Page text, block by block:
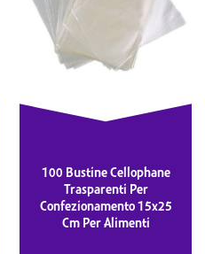
100 Bustine Cellophane
Trasparenti Per
Confezionamento 15x25
Cm Per Alimenti